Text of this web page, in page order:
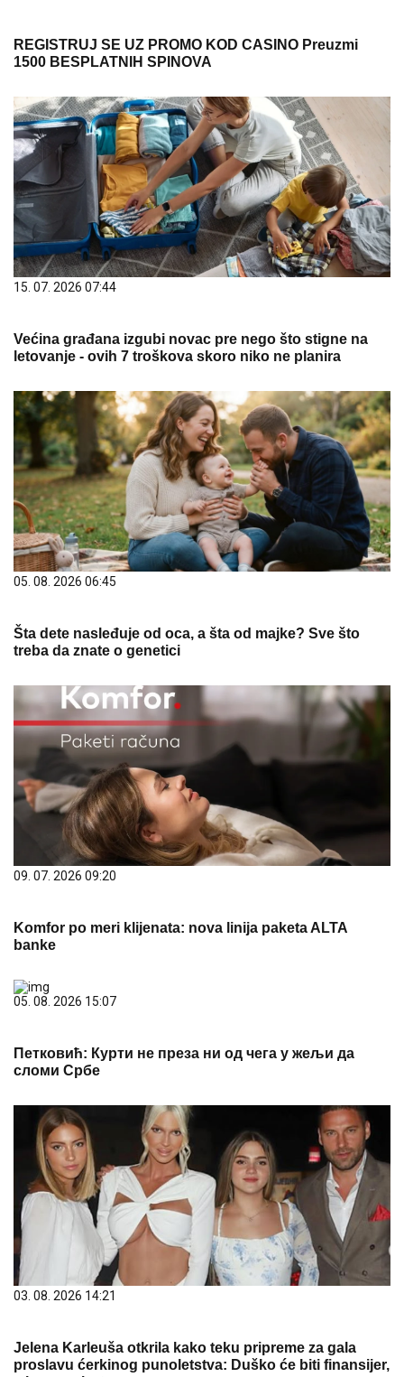
REGISTRUJ SE UZ PROMO KOD CASINO Preuzmi
1500 BESPLATNIH SPINOVA
15. 07. 2026 07:44
Većina građana izgubi novac pre nego što stigne na
letovanje - ovih 7 troškova skoro niko ne planira
05. 08. 2026 06:45
Šta dete nasleđuje od oca, a šta od majke? Sve što
treba da znate o genetici
09. 07. 2026 09:20
Komfor po meri klijenata: nova linija paketa ALTA
banke
05. 08. 2026 15:07
Петковић: Курти не преза ни од чега у жељи да
сломи Србе
03. 08. 2026 14:21
Jelena Karleuša otkrila kako teku pripreme za gala
proslavu ćerkinog punoletstva: Duško će biti finansijer,